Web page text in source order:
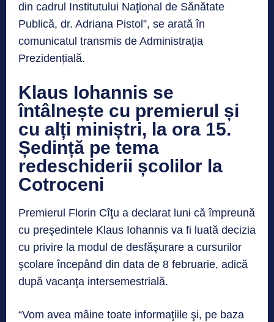
din cadrul Institutului Naţional de Sănătate
Publică, dr. Adriana Pistol”, se arată în
comunicatul transmis de Administrația
Prezidențială.
Klaus Iohannis se
întâlnește cu premierul și
cu alți miniștri, la ora 15.
Ședință pe tema
redeschiderii școlilor la
Cotroceni
Premierul Florin Cîţu a declarat luni că împreună
cu preşedintele Klaus Iohannis va fi luată decizia
cu privire la modul de desfăşurare a cursurilor
şcolare începând din data de 8 februarie, adică
după vacanţa intersemestrială.
“Vom avea mâine toate informaţiile şi, pe baza